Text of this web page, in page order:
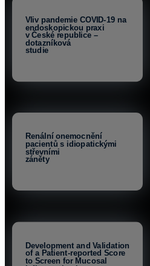
Vliv pandemie COVID-19 na
endoskopickou praxi
v České republice –
dotazníková
studie
Renální onemocnění
pacientů s idiopatickými
střevními
záněty
Development and Validation
of a Patient-reported Score
to Screen for Mucosal